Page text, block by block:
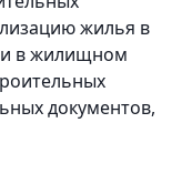
жилья в
в жилищном
документов,